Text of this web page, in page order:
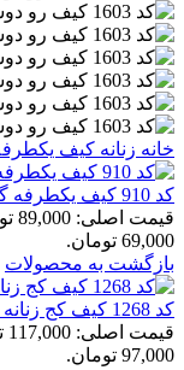
خانه زنانه کیف
کد 910 کیف یکطرفه گرد دخترانه سنگی طرح بربری
قیمت اصلی: 89,000 تومان بود.
69,000 تومان.
بازگشت به محصولات
کد 1268 کیف کج زنانه جلو زنجیر طرح لویی ویتون
قیمت اصلی: 117,000 تومان بود.
97,000 تومان.